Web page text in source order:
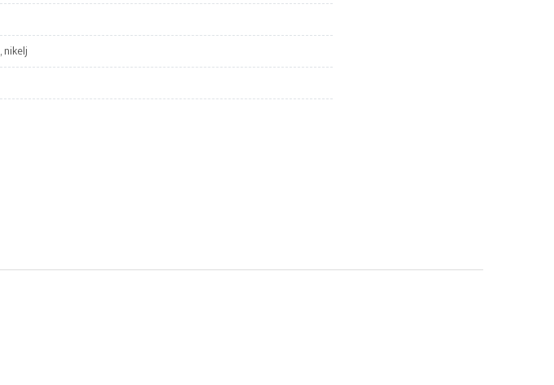
nikelj